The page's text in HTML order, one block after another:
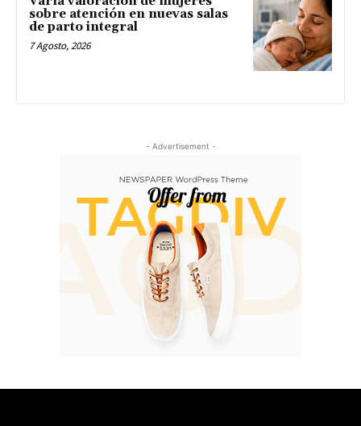
sobre atención en nuevas salas
de parto integral
7 Agosto, 2026
- Advertisement -